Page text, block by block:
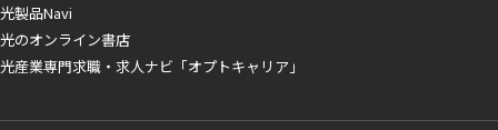
光製品Navi
光のオンライン書店
光産業専門求職・求人ナビ「オプトキャリア」